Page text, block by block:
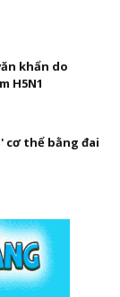
khẩn do
H5N1
cơ thể bằng đai